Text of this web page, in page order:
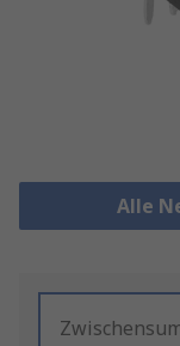
Alle